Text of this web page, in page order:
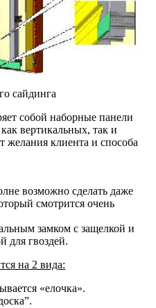
сайдинга
собой наборные панели
вертикальных, так и
желания клиента и способа
возможно сделать даже
смотрится очень
замком с защелкой и
для гвоздей.
на 2 вида:
«елочка».